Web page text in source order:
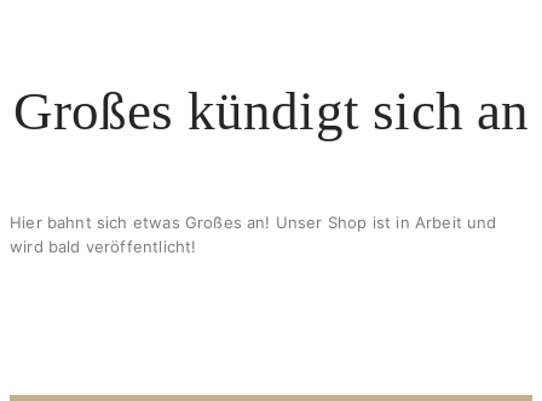
Großes kündigt sich an
Hier bahnt sich etwas Großes an! Unser Shop ist in Arbeit und
wird bald veröffentlicht!